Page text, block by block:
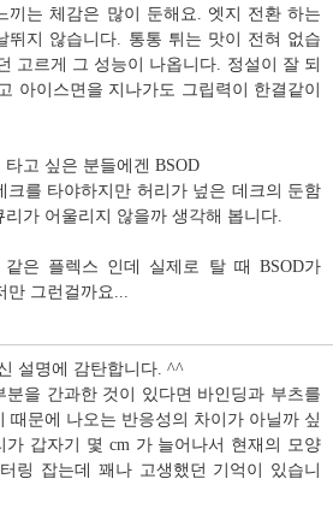
끼는 체감은 많이 둔해요. 엣지 전환 하는
뛰지 않습니다. 통통 튀는 맛이 전혀 없습
고르게 그 성능이 나옵니다. 정설이 잘 되
아이스면을 지나가도 그립력이 한결같이
고 싶은 분들에겐 BSOD
크를 타야하지만 허리가 넢은 데크의 둔함
가 어울리지 않을까 생각해 봅니다.
같은 플렉스 인데 실제로 탈 때 BSOD가
만 그런걸까요...
설명에 감탄합니다. ^^
분을 간과한 것이 있다면 바인딩과 부츠를
때문에 나오는 반응성의 차이가 아닐까 싶
가 갑자기 몇 cm 가 늘어나서 현재의 모양
링 잡는데 꽤나 고생했던 기억이 있습니